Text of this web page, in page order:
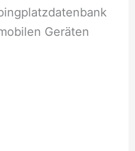
Geräten